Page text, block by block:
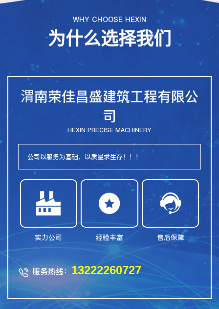
WHY CHOOSE HEXIN
为什么选择我们
渭南荣佳昌盛建筑工程有限公
司
HEXIN PRECISE MACHINERY
公司以服务为基础，以质量求生存！！！

实力公司

经验丰富

售后保障
 服务热线：13222260727